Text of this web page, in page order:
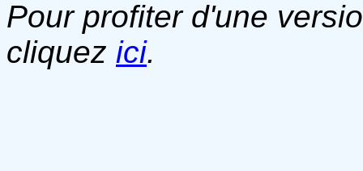
Pour profiter d'une
cliquez ici.